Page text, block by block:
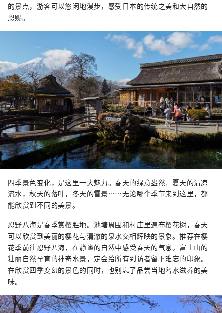
的景点，游客可以悠闲地漫步，感受日本的传统之美和大自然的
恩赐。
四季景色变化，是这里一大魅力。春天的绿意盎然，夏天的清凉
流水，秋天的落叶，冬天的雪景……无论哪个季节来到这里，都
能欣赏到不同的美景。
忍野八海是春季赏樱胜地。池塘周围和村庄里遍布樱花树，春天
可以欣赏到美丽的樱花与清澈的泉水交相辉映的景象。推荐在樱
花季前往忍野八海，在静谧的自然中感受春天的气息。富士山的
壮丽自然孕育的神奇水景，定会给所有到访者留下难忘的印象。
在欣赏四季变幻的景色的同时，也别忘了品尝当地名水滋养的美
味。